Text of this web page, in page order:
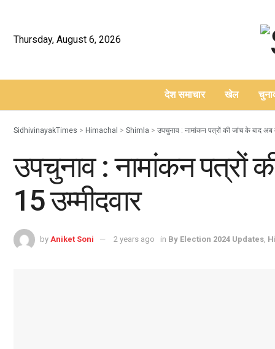
Thursday, August 6, 2026
देश समाचार खेल
SidhivinayakTimes > Himachal > Shimla > उपचुनाव : नामांकन पत्रों की जांच के बाद अब
उपचुनाव : नामांकन पत्रों
15 उम्मीदवार
by Aniket Soni 2 years ago in By Election 2024 Updates,